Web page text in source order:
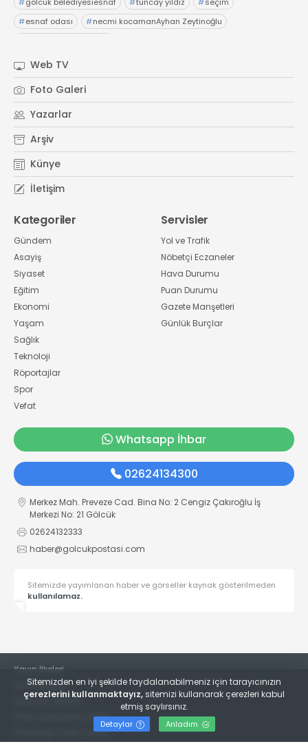
#esnaf odası #necmi kocamanAyhan Zeytinoğlu
Web TV
Foto Galeri
Yazarlar
Arşiv
Künye
İletişim
Kategoriler
Gündem
Asayiş
Siyaset
Eğitim
Ekonomi
Yaşam
Sağlık
Teknoloji
Röportajlar
Spor
Vefat
Servisler
Yol ve Trafik
Nöbetçi Eczaneler
Hava Durumu
Puan Durumu
Gazete Manşetleri
Günlük Burçlar
Whatsapp İhbar
02624134300
Merkez Mah. Preveze Cad. Bina No: 2 Cengiz Çakıroğlu İş
Merkezi No: 21 Gölcük
02624132333
haber@golcukpostasi.com
Sitemizde yayımlanan haber ve görseller kaynak gösterilmeden
kullanılamaz.
Yayın İlkeleri
Veri Politikası
Kullanım Şartları
KVKK Aydınlatma Metni
KVKK Bilgi Talep Formu
Sitemizden en iyi şekilde faydalanabilmeniz için tarayıcınızın
çerezlerini kullanmaktayız, sitemizi kullanarak çerezleri kabul
etmiş saylırsınız.
Detaylar Anladım